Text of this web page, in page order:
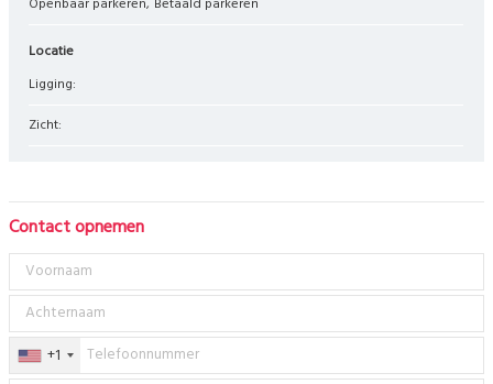
Openbaar parkeren Betaald parkeren
Locatie
Ligging:
Zicht:
Contact opnemen
+1